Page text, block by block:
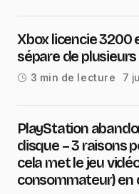
Xbox licencie 3200
sépare de
3 min de lecture 7
PlayStation
disque – 3 raisons
cela met le jeu
consommateur) en